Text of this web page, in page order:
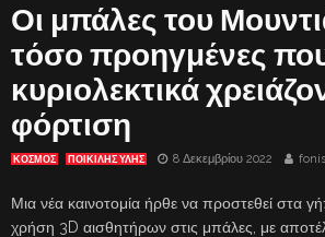
Οι μπάλες του
τόσο προηγμένες
κυριολεκτικά
φόρτιση
ΚΟΣΜΟΣ ΠΟΙΚΙΛΗΣ ΥΛΗΣ 8 Δεκεμβρίου 2022
Μια νέα καινοτομία ήρθε να προστεθεί στα
χρήση 3D αισθητήρων στις μπάλες, με